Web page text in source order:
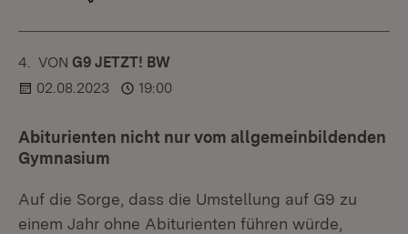
4. KOMMENTAR
VON :G9 JETZT! BW
02.08.2023
19:00
Abiturienten nicht nur vom allgemeinbildenden
Gymnasium
Auf die Sorge, dass die Umstellung auf G9 zu
einem Jahr ohne Abiturienten führen würde,